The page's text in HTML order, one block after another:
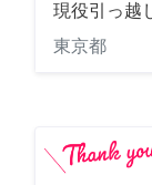
現役引っ越
東京都